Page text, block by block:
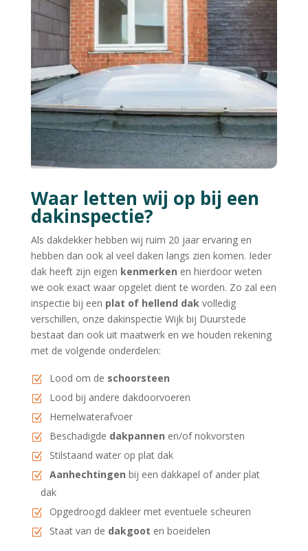
Waar letten wij op bij een
dakinspectie?
Als dakdekker hebben wij ruim 20 jaar ervaring en
hebben dan ook al veel daken langs zien komen. Ieder
dak heeft zijn eigen kenmerken en hierdoor weten
we ook exact waar opgelet dient te worden. Zo zal een
inspectie bij een plat of hellend dakvolledig
verschillen, onze dakinspectie Wijk bij Duurstede
bestaat dan ook uit maatwerk en we houden rekening
met de volgende onderdelen:
Lood om de schoorsteen
Lood bij andere dakdoorvoeren
Hemelwaterafvoer
Beschadigde dakpannen en/of nokvorsten
Stilstaand water op plat dak
Aanhechtingen bij een dakkapel of ander plat
dak
Opgedroogd dakleer met eventuele scheuren
Staat van de dakgoot en boeidelen